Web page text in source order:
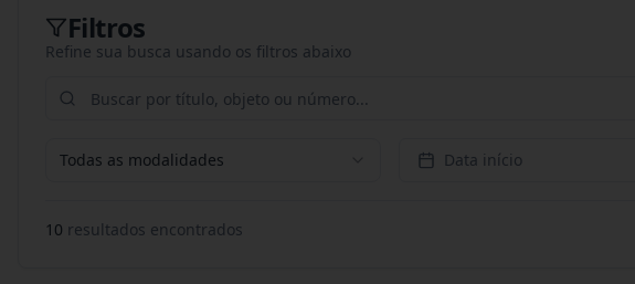
Filtros
Refine sua busca usando os filtros abaixo
Todas as modalidades Data início
10 resultados encontrados